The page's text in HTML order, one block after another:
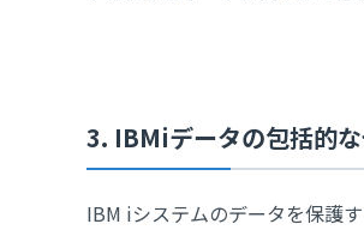
3. IBMiデータの包括的
IBM iシステムのデータを保護